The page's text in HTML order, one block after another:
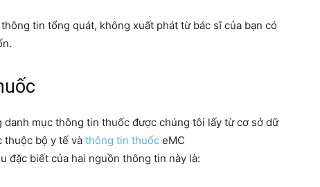
tin tổng quát, không xuất phát từ bác sĩ của bạn có
mục thông tin thuốc được chúng tôi lấy từ cơ sở dữ
thuộc bộ y tế và thông tin thuốc eMC
đặc biết của hai nguồn thông tin này là: